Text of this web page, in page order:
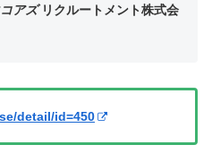
アズリクルートメント株式会
detail/id=450